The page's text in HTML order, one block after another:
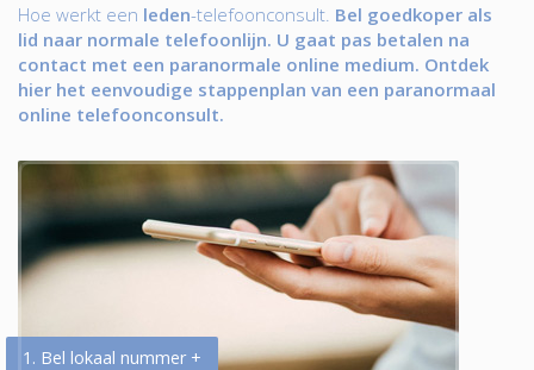
Hoe werkt een leden-telefoonconsult. Bel goedkoper als
lid naar normale telefoonlijn. U gaat pas betalen na
contact met een paranormale online medium. Ontdek
hier het eenvoudige stappenplan van een paranormaal
online telefoonconsult.
1. Bel lokaal nummer +